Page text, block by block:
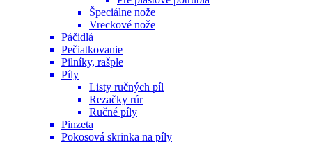
Špeciálne nože
Vreckové nože
Páčidlá
Pečiatkovanie
Pilníky, rašple
Píly
Listy ručných píl
Rezačky rúr
Ručné píly
Pinzeta
Pokosová skrinka na píly